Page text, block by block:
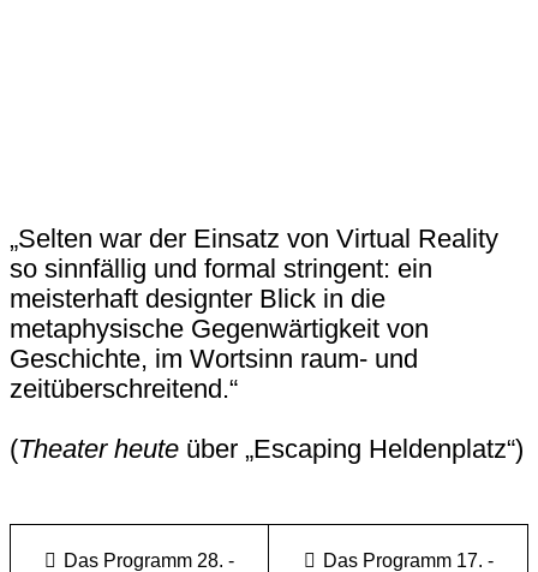
„Selten war der Einsatz von Virtual Reality
so sinnfällig und formal stringent: ein
meisterhaft designter Blick in die
metaphysische Gegenwärtigkeit von
Geschichte, im Wortsinn raum- und
zeitüberschreitend.“
(Theater heute über „Escaping Heldenplatz“)
Das Programm 28. -
Das Programm 17. -